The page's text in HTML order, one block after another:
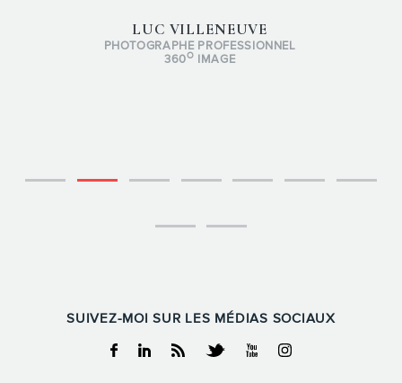
LUC VILLENEUVE
PHOTOGRAPHE PROFESSIONNEL
360O IMAGE
SUIVEZ-MOI SUR LES MÉDIAS SOCIAUX
Facebook
LinkedinRSS TwitterYoutubeInstagram